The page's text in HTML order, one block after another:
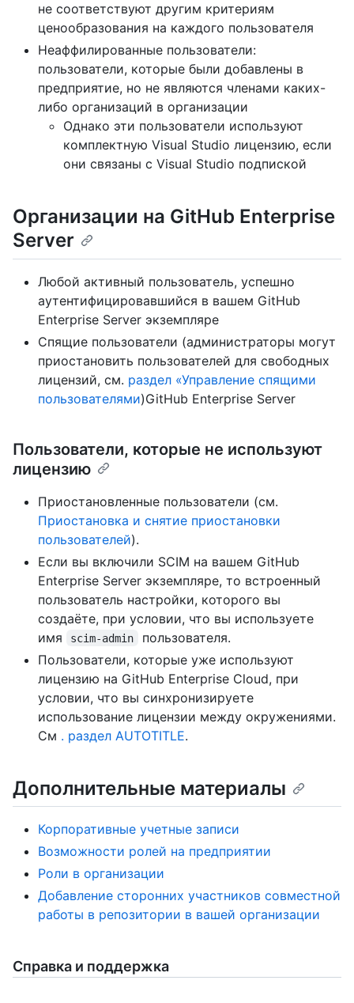
не соответствуют другим критериям
ценообразования на каждого пользователя
Неаффилированные пользователи:
пользователи, которые были добавлены в
предприятие, но не являются членами каких-
либо организаций в организации
Однако эти пользователи используют
комплектную Visual Studio лицензию, если
они связаны с Visual Studio подпиской
Организации на GitHub Enterprise
Server
Любой активный пользователь, успешно
аутентифицировавшийся в вашем GitHub
Enterprise Server экземпляре
Спящие пользователи (администраторы могут
приостановить пользователей для свободных
лицензий, см. раздел «Управление спящими
пользователями)GitHub Enterprise Server
Пользователи, которые не используют
лицензию
Приостановленные пользователи (см.
Приостановка и снятие приостановки
пользователей).
Если вы включили SCIM на вашем GitHub
Enterprise Server экземпляре, то встроенный
пользователь настройки, которого вы
создаёте, при условии, что вы используете
имя
scim-admin
пользователя.
Пользователи, которые уже используют
лицензию на GitHub Enterprise Cloud, при
условии, что вы синхронизируете
использование лицензии между окружениями.
См . раздел AUTOTITLE.
Дополнительные материалы
Корпоративные учетные записи
Возможности ролей на предприятии
Роли в организации
Добавление сторонних участников совместной
работы в репозитории в вашей организации
Справка и поддержка